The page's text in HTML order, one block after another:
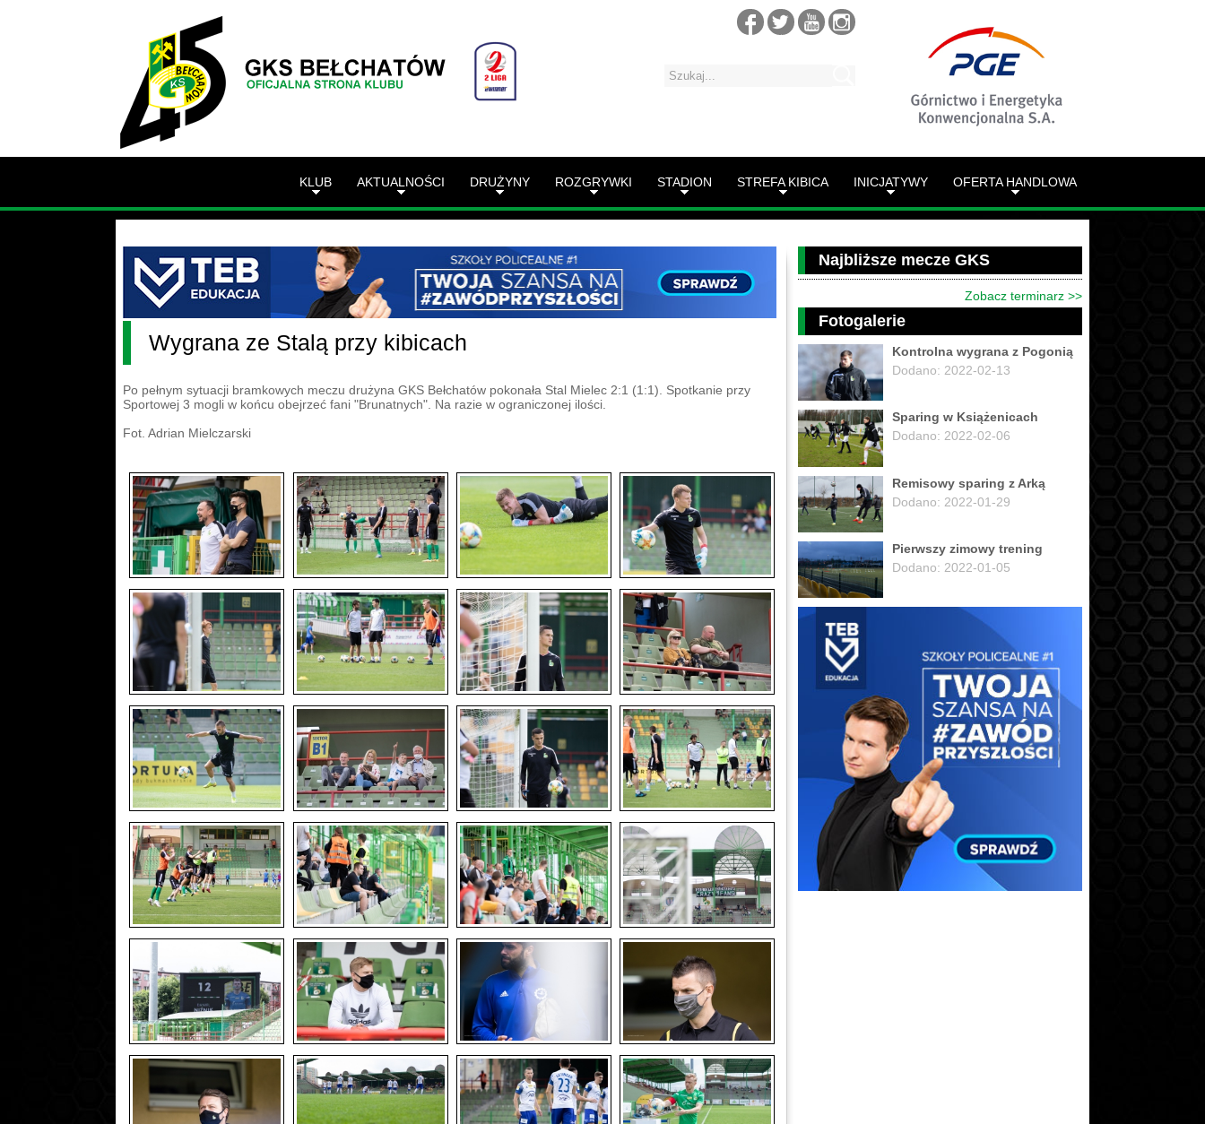
KLUB AKTUALNOŚCI DRUŻYNY ROZGRYWKI STADION STREFA KIBICA INICJATYWY OFERTA HANDLOWA
Wygrana ze Stalą przy kibicach
Po pełnym sytuacji bramkowych meczu drużyna GKS Bełchatów pokonała Stal Mielec 2:1 (1:1). Spotkanie przy
Sportowej 3 mogli w końcu obejrzeć fani "Brunatnych". Na razie w ograniczonej ilości.
Fot. Adrian Mielczarski
Najbliższe mecze GKS
Zobacz terminarz >>
Fotogalerie
Kontrolna wygrana z Pogonią
Dodano: 2022-02-13
Sparing w Książenicach
Dodano: 2022-02-06
Remisowy sparing z Arką
Dodano: 2022-01-29
Pierwszy zimowy trening
Dodano: 2022-01-05